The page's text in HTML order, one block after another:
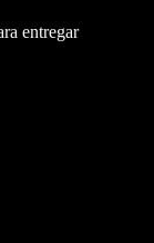
entregar